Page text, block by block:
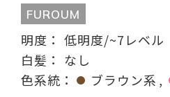
FUROUM
明度： 低明度/~7レベル
白髪： なし
色系統：
ブラウン系